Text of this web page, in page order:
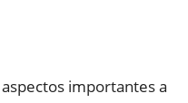
importantes a